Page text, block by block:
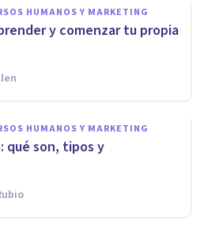
HUMANOS Y MARKETING
y comenzar tu propia
HUMANOS Y MARKETING
qué son, tipos y
HUMANOS Y MARKETING
de la empresa:
lo
Hernández